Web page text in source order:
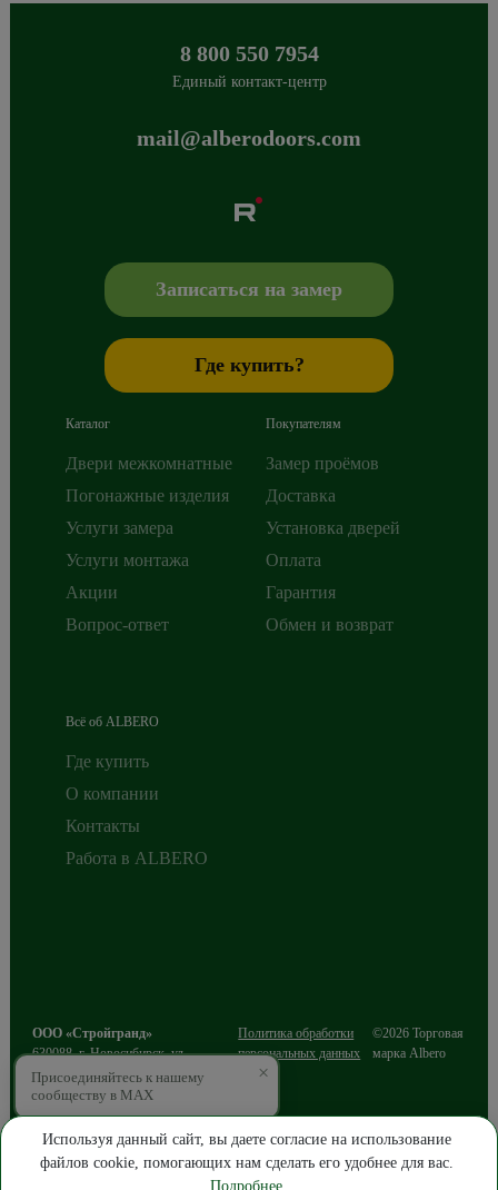
×
Присоединяйтесь к нашему
сообществу в MAX
8 800 550 7954
Единый контакт-центр
mail@alberodoors.com
+7 800 765 43 42,mail@alberodoors.com
Записаться на замер
Где купить?
Каталог
Двери межкомнатные
Погонажные изделия
Услуги замера
Услуги монтажа
Акции
Вопрос-ответ
Покупателям
Замер проёмов
Доставка
Установка дверей
Оплата
Гарантия
Обмен и возврат
Всё об ALBERO
Где купить
О компании
Контакты
Работа в ALBERO
ООО «Стройгранд»
630088,г. Новосибирск,ул.
Сибиряков-Гвардейцев, д.49/3, этаж
2
ИНН 5403216812
ОГРН 1085403016643
Политика обработки
персональных данных
©2026 Торговая
марка Albero
Используя данный сайт, вы даете согласие на использование
файлов cookie, помогающих нам сделать его удобнее для вас.
Подробнее